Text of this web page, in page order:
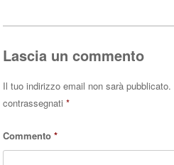
pp
Lascia un commento
Il tuo indirizzo email non sarà pubblicato.
contrassegnati*
Commento*